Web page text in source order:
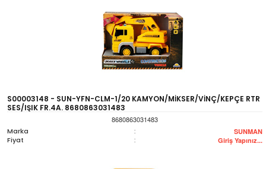
S00003148 - SUN-YFN-CLM-1/20 KAMYON/MİKSER/VİNÇ/KEPÇE RTR
SES/IŞIK FR.4A. 8680863031483
8680863031483
Marka
: SUNMAN
Fiyat : Giriş Yapınız...